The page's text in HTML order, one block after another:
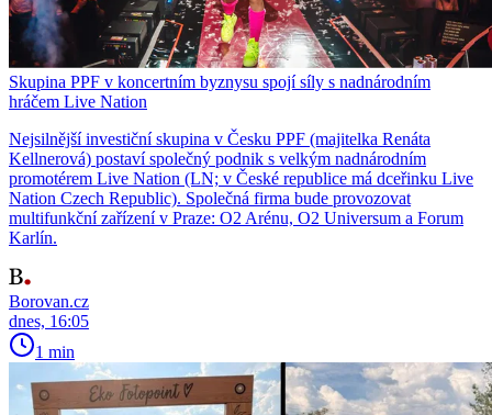
Skupina PPF v koncertním byznysu spojí síly s nadnárodním
hráčem Live Nation
Nejsilnější investiční skupina v Česku PPF (majitelka Renáta
Kellnerová) postaví společný podnik s velkým nadnárodním
promotérem Live Nation (LN; v České republice má dceřinku Live
Nation Czech Republic). Společná firma bude provozovat
multifunkční zařízení v Praze: O2 Arénu, O2 Universum a Forum
Karlín.
Borovan.cz
dnes, 16:05
1 min